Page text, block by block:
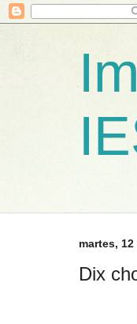
martes,
Dix